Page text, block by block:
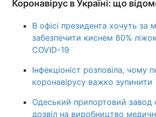
Коронавірус в Україні: що
В офісі президента хочуть за
забезпечити киснем 80%
СOVID-19
Інфекціоніст розповіла, чому
коронавірусу важко зупинити
Одеський припортовий завод
дозвіл на виробництво